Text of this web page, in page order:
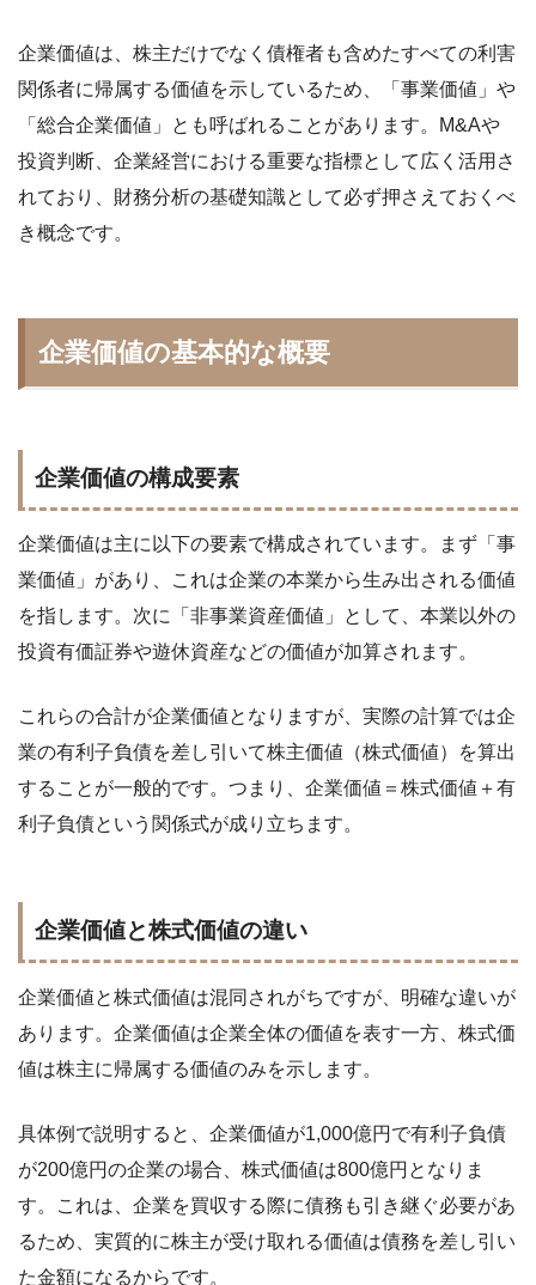
企業価値は、株主だけでなく債権者も含めたすべての利害
関係者に帰属する価値を示しているため、「事業価値」や
「総合企業価値」とも呼ばれることがあります。M&Aや
投資判断、企業経営における重要な指標として広く活用さ
れており、財務分析の基礎知識として必ず押さえておくべ
き概念です。
企業価値の基本的な概要
企業価値の構成要素
企業価値は主に以下の要素で構成されています。まず「事
業価値」があり、これは企業の本業から生み出される価値
を指します。次に「非事業資産価値」として、本業以外の
投資有価証券や遊休資産などの価値が加算されます。
これらの合計が企業価値となりますが、実際の計算では企
業の有利子負債を差し引いて株主価値（株式価値）を算出
することが一般的です。つまり、企業価値＝株式価値＋有
利子負債という関係式が成り立ちます。
企業価値と株式価値の違い
企業価値と株式価値は混同されがちですが、明確な違いが
あります。企業価値は企業全体の価値を表す一方、株式価
値は株主に帰属する価値のみを示します。
具体例で説明すると、企業価値が1,000億円で有利子負債
が200億円の企業の場合、株式価値は800億円となりま
す。これは、企業を買収する際に債務も引き継ぐ必要があ
るため、実質的に株主が受け取れる価値は債務を差し引い
た金額になるからです。